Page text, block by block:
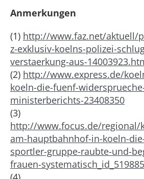
Anmerkungen
(1) http://www.faz.net/aktuell/
z-exklusiv-koelns-polizei-
verstaerkung-aus-
(2) http://www.express.de/
koeln-die-fuenf-
ministerberichts-23408350
(3)
http://www.focus.de/regional/
am-hauptbahnhof-in-koeln-
sportler-gruppe-raubte-und-
frauen-